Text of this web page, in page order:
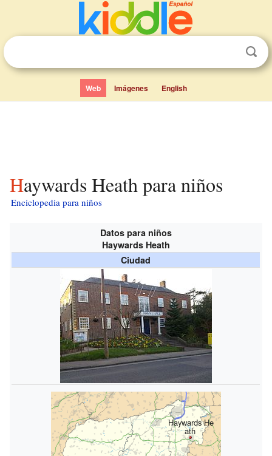
Web Imágenes English
Haywards Heath para niños
Enciclopedia para niños
Datos para niños
Haywards Heath
Ciudad
Haywards He
ath